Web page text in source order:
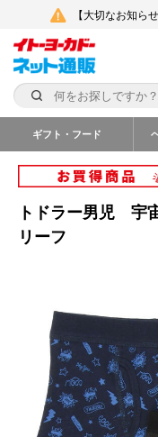
【大切なお知ら
ギフト・フード
トドラー男児 宇
リーフ